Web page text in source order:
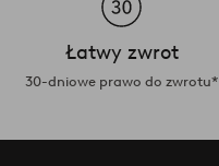
Łatwy zwrot
30-dniowe prawo do zwrotu*